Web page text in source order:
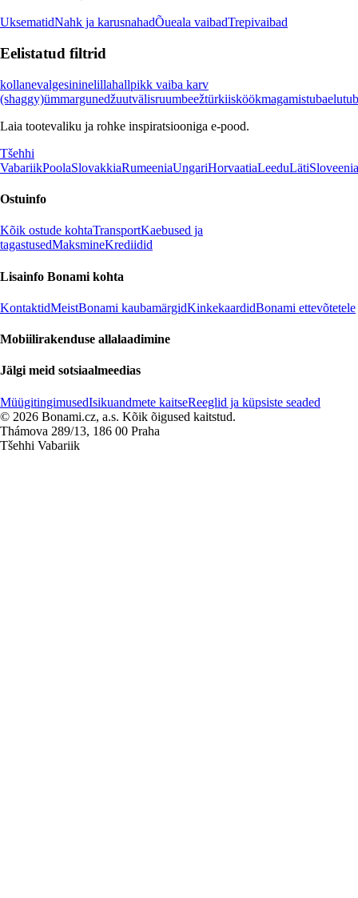
UksematidNahk ja karusnahadÕueala vaibadTrepivaibad
Eelistatud filtrid
kollanevalgesininelillahallpikk vaiba karv
(shaggy)ümmargunedžuutvälisruumbeežtürkiisköökmagamistuba
Laia tootevaliku ja rohke inspiratsiooniga e-pood.
Tšehhi
VabariikPoolaSlovakkiaRumeeniaUngariHorvaatiaLeeduLätiSloveenia
Ostuinfo
Kõik ostude kohtaTransportKaebused ja
tagastusedMaksmineKrediidid
Lisainfo Bonami kohta
KontaktidMeistBonami kaubamärgidKinkekaardidBonami ettevõtetele
Mobiilirakenduse allalaadimine
Jälgi meid sotsiaalmeedias
MüügitingimusedIsikuandmete kaitseReeglid ja küpsiste seaded
© 2026 Bonami.cz, a.s. Kõik õigused kaitstud.
Thámova 289/13, 186 00 Praha
Tšehhi Vabariik